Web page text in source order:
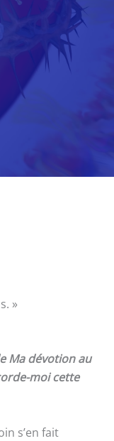
»
Ma dévotion au
moi cette
s’en fait